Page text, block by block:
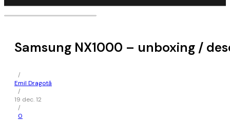
Samsung NX1000 – unboxing /
/
Emil Dragotă
/
19 dec. 12
/
0